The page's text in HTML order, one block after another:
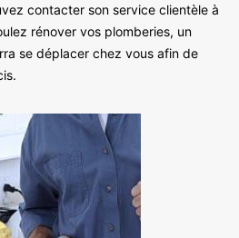
contacter son service clientèle à
rénover vos plomberies, un
se déplacer chez vous afin de